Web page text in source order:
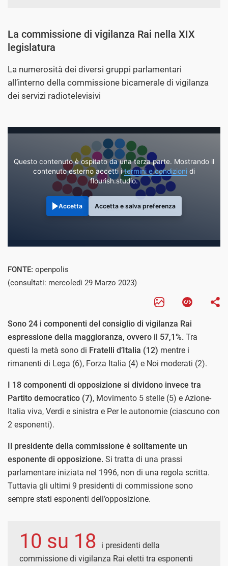
La commissione di vigilanza Rai nella XIX
legislatura
La numerosità dei diversi gruppi parlamentari
all’interno della commissione bicamerale di vigilanza
dei servizi radiotelevisivi
Questo contenuto è ospitato da una terza parte. Mostrando il
contenuto esterno accetti itermini e condizioni di
flourish.studio.
Accetta Accetta e salva preferenza
FONTE: openpolis
(consultati: mercoledì 29 Marzo 2023)
Sono 24 i componenti del consiglio di vigilanza Rai
espressione della maggioranza, ovvero il 57,1%. Tra
questi la metà sono di Fratelli d’Italia (12) mentre i
rimanenti di Lega (6), Forza Italia (4) e Noi moderati (2).
I 18 componenti di opposizione si dividono invece tra
Partito democratico (7), Movimento 5 stelle (5) e Azione-
Italia viva, Verdi e sinistra e Per le autonomie (ciascuno con
2 esponenti).
Il presidente della commissione è solitamente un
esponente di opposizione. Si tratta di una prassi
parlamentare iniziata nel 1996, non di una regola scritta.
Tuttavia gli ultimi 9 presidenti di commissione sono
sempre stati esponenti dell’opposizione.
10 su 18
i presidenti della
commissione di vigilanza Rai eletti tra esponenti